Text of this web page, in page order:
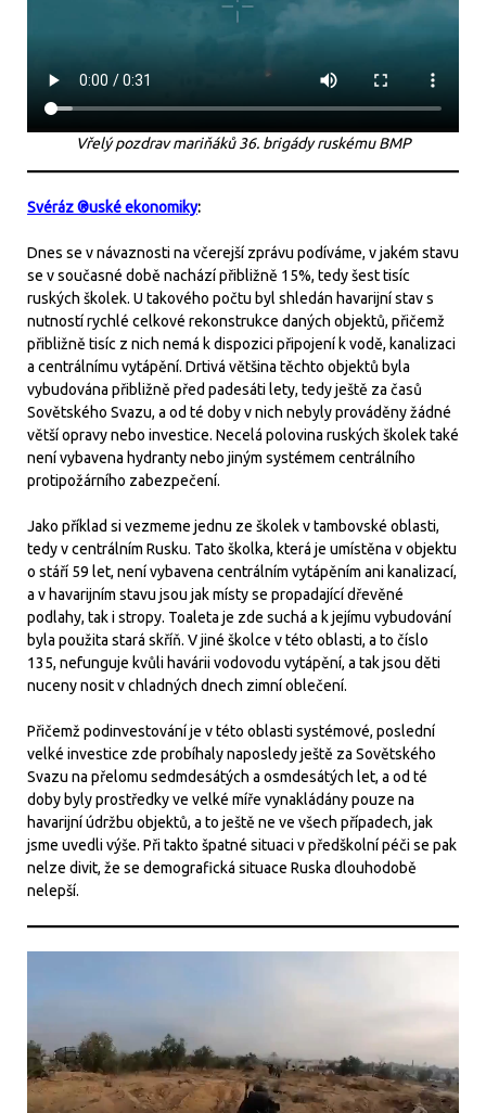
Vřelý pozdrav mariňáků 36. brigády ruskému BMP
Svéráz ®uské ekonomiky:
Dnes se v návaznosti na včerejší zprávu podíváme, v jakém stavu
se v současné době nachází přibližně 15%, tedy šest tisíc
ruských školek. U takového počtu byl shledán havarijní stav s
nutností rychlé celkové rekonstrukce daných objektů, přičemž
přibližně tisíc z nich nemá k dispozici připojení k vodě, kanalizaci
a centrálnímu vytápění. Drtivá většina těchto objektů byla
vybudována přibližně před padesáti lety, tedy ještě za časů
Sovětského Svazu, a od té doby v nich nebyly prováděny žádné
větší opravy nebo investice. Necelá polovina ruských školek také
není vybavena hydranty nebo jiným systémem centrálního
protipožárního zabezpečení.
Jako příklad si vezmeme jednu ze školek v tambovské oblasti,
tedy v centrálním Rusku. Tato školka, která je umístěna v objektu
o stáří 59 let, není vybavena centrálním vytápěním ani kanalizací,
a v havarijním stavu jsou jak místy se propadající dřevěné
podlahy, tak i stropy. Toaleta je zde suchá a k jejímu vybudování
byla použita stará skříň. V jiné školce v této oblasti, a to číslo
135, nefunguje kvůli havárii vodovodu vytápění, a tak jsou děti
nuceny nosit v chladných dnech zimní oblečení.
Přičemž podinvestování je v této oblasti systémové, poslední
velké investice zde probíhaly naposledy ještě za Sovětského
Svazu na přelomu sedmdesátých a osmdesátých let, a od té
doby byly prostředky ve velké míře vynakládány pouze na
havarijní údržbu objektů, a to ještě ne ve všech případech, jak
jsme uvedli výše. Při takto špatné situaci v předškolní péči se pak
nelze divit, že se demografická situace Ruska dlouhodobě
nelepší.